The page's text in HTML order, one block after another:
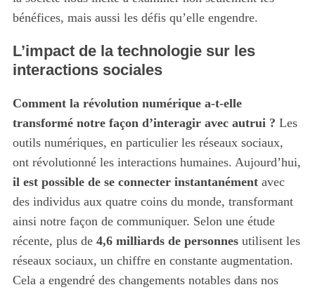
bénéfices, mais aussi les défis qu’elle engendre.
L’impact de la technologie sur les
interactions sociales
Comment la révolution numérique a-t-elle
transformé notre façon d’interagir avec autrui ? Les
outils numériques, en particulier les réseaux sociaux,
ont révolutionné les interactions humaines. Aujourd’hui,
il est possible de se connecter instantanémentavec
des individus aux quatre coins du monde, transformant
ainsi notre façon de communiquer. Selon une étude
récente, plus de 4,6 milliards de personnesutilisent les
réseaux sociaux, un chiffre en constante augmentation.
Cela a engendré des changements notables dans nos